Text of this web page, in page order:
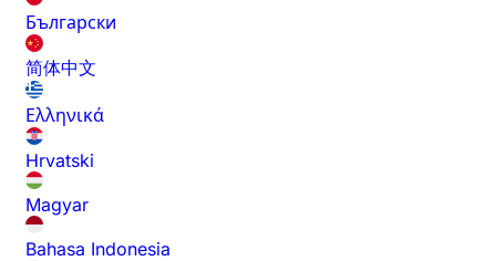
Български
简体中文
Ελληνικά
Hrvatski
Magyar
Bahasa Indonesia